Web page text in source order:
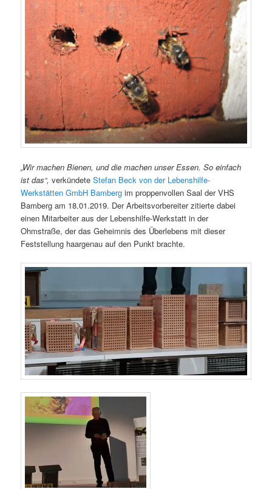
„Wir machen Bienen, und die machen unser Essen. So einfach
ist das“, verkündeteStefan Beck von der Lebenshilfe-
Werkstätten GmbH Bamberg im proppenvollen Saal der VHS
Bamberg am 18.01.2019. Der Arbeitsvorbereiter zitierte dabei
einen Mitarbeiter aus der Lebenshilfe-Werkstatt in der
Ohmstraße, der das Geheimnis des Überlebens mit dieser
Feststellung haargenau auf den Punkt brachte.